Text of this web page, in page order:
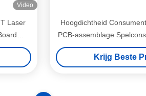
Video
Laser
Hoogdichtheid
PCB-assemblage
Krijg Beste